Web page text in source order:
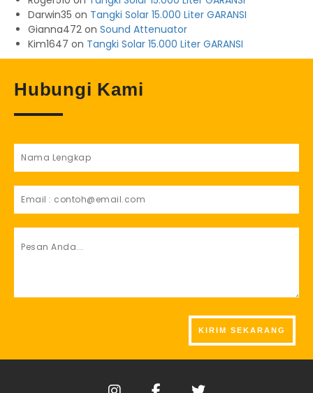
Darwin35 on Tangki Solar 15.000 Liter GARANSI
Gianna472 on Sound Attenuator
Kim1647 on Tangki Solar 15.000 Liter GARANSI
Hubungi Kami